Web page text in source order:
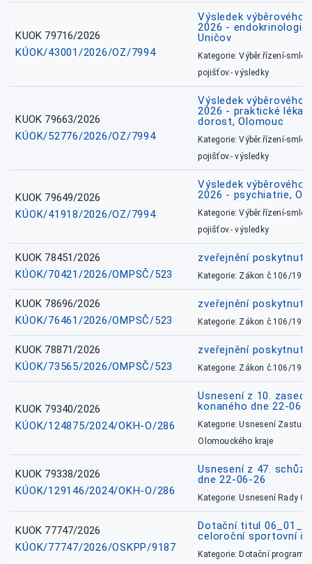
KUOK 79716/2026
KÚOK/43001/2026/OZ/7994
Výsledek výběrového
2026 - endokrinologie
Uničov
Kategorie: Výběr.řízení-
pojišťov.- výsledky
KUOK 79663/2026
KÚOK/52776/2026/OZ/7994
Výsledek výběrového
2026 - praktické
dorost, Olomouc
Kategorie: Výběr.řízení-
pojišťov.- výsledky
KUOK 79649/2026
KÚOK/41918/2026/OZ/7994
Výsledek výběrového
2026 - psychiatrie,
Kategorie: Výběr.řízení-
pojišťov.- výsledky
KUOK 78451/2026
KÚOK/70421/2026/OMPSČ/523
zveřejnění
Kategorie: Zákon č.106/1999
KUOK 78696/2026
KÚOK/76461/2026/OMPSČ/523
zveřejnění
Kategorie: Zákon č.106/1999
KUOK 78871/2026
KÚOK/73565/2026/OMPSČ/523
zveřejnění
Kategorie: Zákon č.106/1999
KUOK 79340/2026
KÚOK/124875/2024/OKH-O/286
Usnesení z 10.
konaného dne 22-06-
Kategorie: Usnesení
Olomouckého kraje
KUOK 79338/2026
KÚOK/129146/2024/OKH-O/286
Usnesení z 47.
dne 22-06-26
Kategorie: Usnesení Rady
KUOK 77747/2026
KÚOK/77747/2026/OSKPP/9187
Dotační titul
celoroční sportovní
Kategorie: Dotační